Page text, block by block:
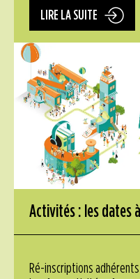
LIRE LA SUITE
Activités : les dates
Ré-inscriptions